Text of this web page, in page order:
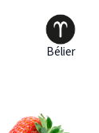
Bélier